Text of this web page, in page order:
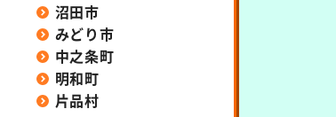
沼田市
みどり市
中之条町
明和町
片品村